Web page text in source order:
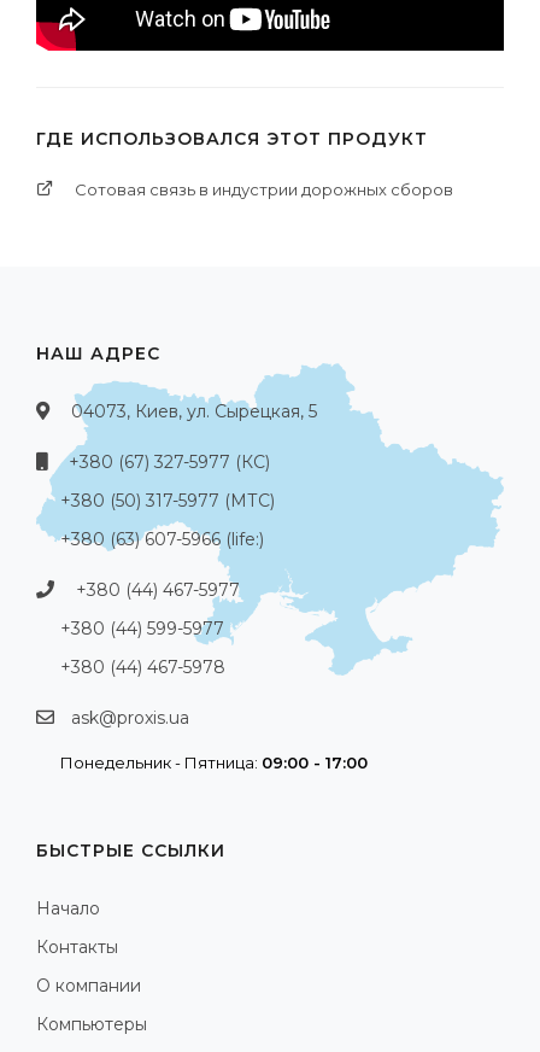
ГДЕ ИСПОЛЬЗОВАЛСЯ ЭТОТ ПРОДУКТ
Сотовая связь в индустрии дорожных сборов
НАШ АДРЕС
04073, Киев, ул. Сырецкая, 5
+380 (67) 327-5977 (КС)
+380 (50) 317-5977 (МТС)
+380 (63) 607-5966 (life:)
+380 (44) 467-5977
+380 (44) 599-5977
+380 (44) 467-5978
ask@proxis.ua
Понедельник - Пятница: 09:00 - 17:00
БЫСТРЫЕ ССЫЛКИ
Начало
Контакты
О компании
Компьютеры